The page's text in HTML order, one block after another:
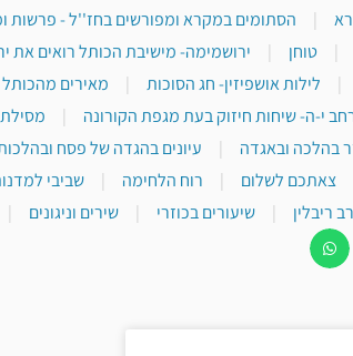
| הסתומים במקרא ומפורשים בחז''ל - פרשות
| טוחן | ירושמימה- מישיבת הכותל רואים את
| לילות אושפיזין- חג הסוכות | מאירים מהכותל
י-ה- שיחות חיזוק בעת מגפת הקורונה
|
בהלכה ובאגדה
| עיונים בהגדה של פסח
צאתכם לשלום | רוח הלחימה | שביבי
ריבלין
| שיעורים בכוזרי | שירים וניגונים |